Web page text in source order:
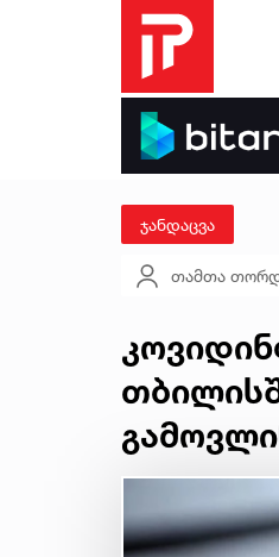
ჯანდაცვა
თამთა